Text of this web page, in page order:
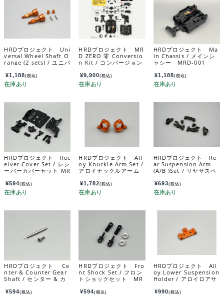
HRDプロジェクト Uni
versal Wheel Shaft O
range (2 sets) / ユニバ
ト オレンジ（2セット）
MRD-OP015
¥1,188(税込)
HRDプロジェクト MR
D ZERO 零 Conversio
n Kit / コンバージョン
¥9,900(税込)
HRDプロジェクト Ma
in Chassis / メインシ
ャシー MRD-001
¥1,188(税込)
HRDプロジェクト Rec
eiver Cover Set / レシ
ーバーカバーセット MR
¥594(税込)
HRDプロジェクト All
oy Knuckle Arm Set /
アロイナックルアーム
¥1,782(税込)
HRDプロジェクト Re
ar Suspension Arm
(A/B )Set / リヤサスペ
セット MRD-019
¥693(税込)
HRDプロジェクト Ce
nter & Counter Gear
Shaft / センター & カ
ト MRD-012
¥594(税込)
HRDプロジェクト Fro
nt Shock Set / フロン
トショックセット MR
¥594(税込)
HRDプロジェクト All
oy Lower Suspension
Holder / アロイロアサ
11
¥990(税込)